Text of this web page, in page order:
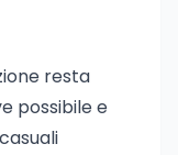
resta
possibile e